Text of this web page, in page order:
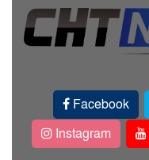
Facebook
Instagram